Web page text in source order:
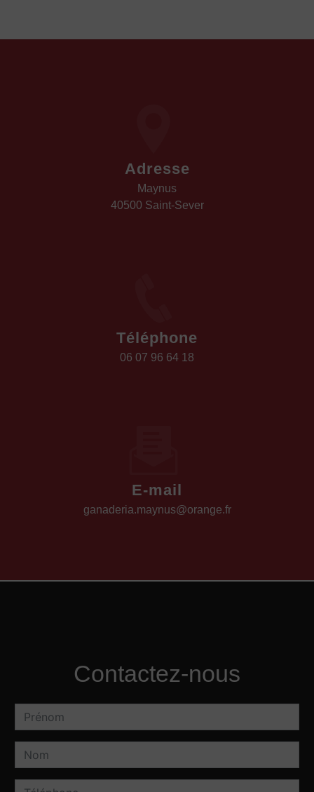
Adresse
Maynus
40500 Saint-Sever
Téléphone
06 07 96 64 18
E-mail
ganaderia.maynus@orange.fr
Contactez-nous